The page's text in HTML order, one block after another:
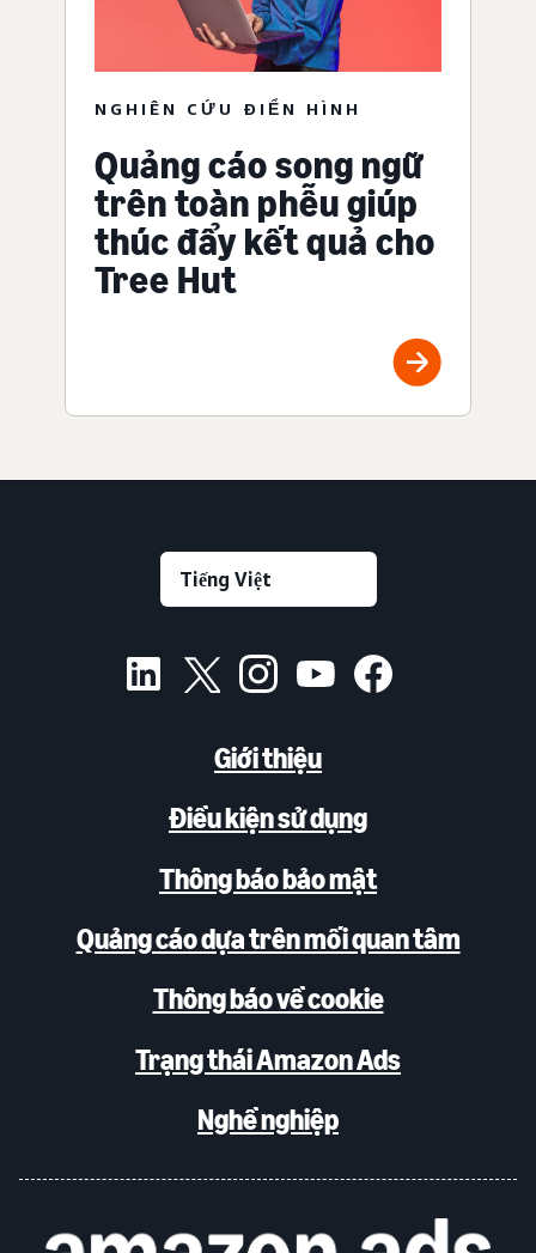
NGHIÊN CỨU ĐIỂN HÌNH
Quảng cáo song ngữ
trên toàn phễu giúp
thúc đẩy kết quả cho
Tree Hut
Giới thiệu
Điều kiện sử dụng
Thông báo bảo mật
Quảng cáo dựa trên mối quan tâm
Thông báo về cookie
Trạng thái Amazon Ads
Nghề nghiệp